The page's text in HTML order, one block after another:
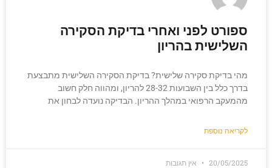
ספורט לפני ואחרי בדיקת הסקירה
השלישית בהריון
מהי בדיקת סקירה שלישית? בדיקת הסקירה השלישית מתבצעת
בדרך כלל בין השבועות 28-32 להריון, ומהווה חלק חשוב
מהמעקב הרפואי במהלך ההריון. הבדיקה נועדה לבחון את
לקריאה נוספת
20/05/2025 אין תגובות